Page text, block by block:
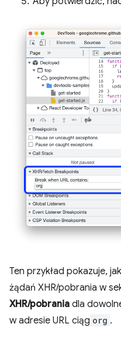
Ten przykład pokazuje,
żądań XHR/pobrania w
XHR/pobrania dla
w adresie URL ciąg org .